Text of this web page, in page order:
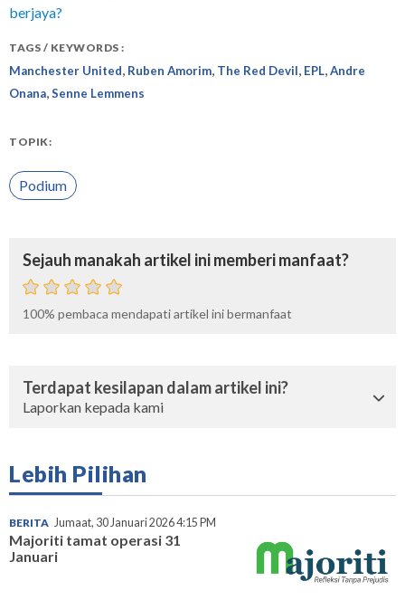
berjaya?
TAGS / KEYWORDS :
Manchester United Ruben Amorim The Red Devil EPL Andre
Onana Senne Lemmens
TOPIK:
Podium
Sejauh manakah artikel ini memberi manfaat?
100% pembaca mendapati artikel ini bermanfaat
Terdapat kesilapan dalam artikel ini?
Laporkan kepada kami
Lebih Pilihan
BERITA Jumaat, 30 Januari 2026 4:15 PM
Majoriti tamat operasi 31
Januari